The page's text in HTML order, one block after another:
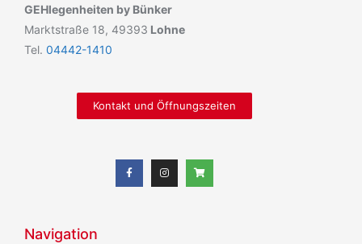
GEHlegenheiten by Bünker
Marktstraße 18, 49393 Lohne
Tel. 04442-1410
Kontakt und Öffnungszeiten
Navigation